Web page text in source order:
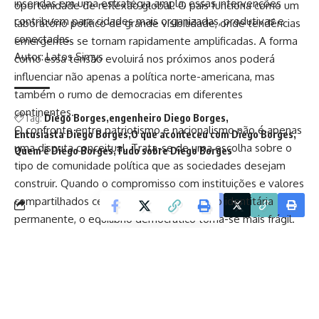
inseridas em uma estratégia ampla, essas intervenções
contribuem para cidades mais organizadas, produtivas e
conectadas.
Autor: Latos Simys
Tag:Diego Borges engenheiro Diego Borges
Entusiasta Diego Borges O que aconteceu com Diego Borges
Quem é Diego Borges Tudo sobre Diego Borges
Facebook
oportunidade de reflexão global. O país funciona como um
laboratório político de grande visibilidade, onde tendências
emergentes se tornam rapidamente amplificadas. A forma
como essa tensão evoluirá nos próximos anos poderá
influenciar não apenas a política norte-americana, mas
também o rumo de democracias em diferentes
continentes.
O confronto entre patriotismo e nacionalismo não é apenas
uma disputa conceitual. Trata-se de uma escolha sobre o
tipo de comunidade política que as sociedades desejam
construir. Quando o compromisso com instituições e valores
compartilhados cede espaço à mobilização identitária
permanente, o equilíbrio democrático torna-se mais frágil.